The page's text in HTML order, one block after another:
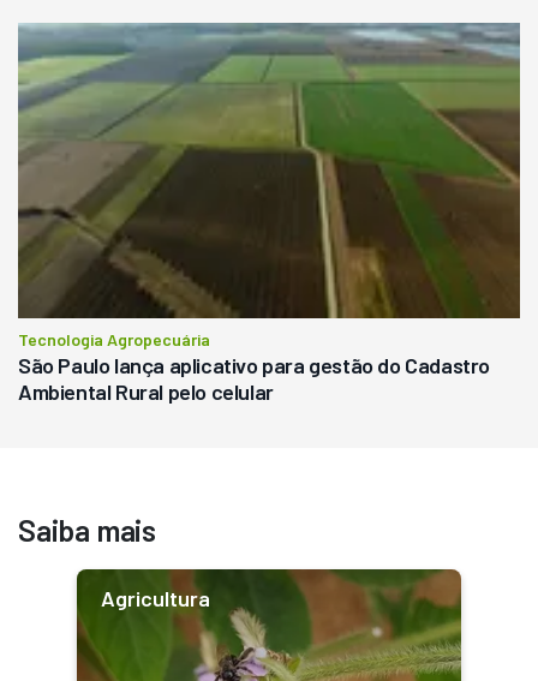
Tecnologia Agropecuária
São Paulo lança aplicativo para gestão do Cadastro
Ambiental Rural pelo celular
Saiba mais
Agricultura